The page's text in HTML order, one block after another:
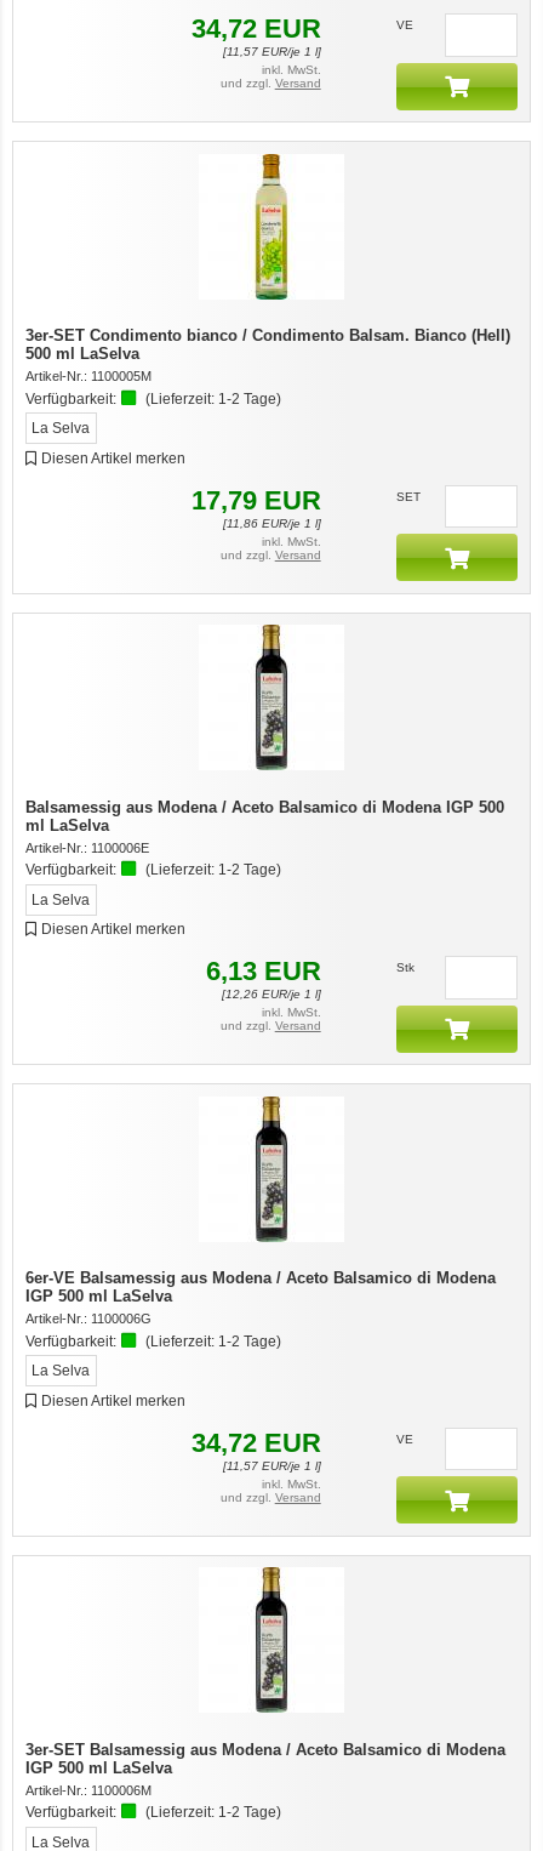
34,72 EUR
[11,57EUR/je 1 l]
inkl. MwSt.
und zzgl. Versand
VE
3er-SET Condimento bianco / Condimento Balsam. Bianco (Hell)
500 ml LaSelva
Artikel-Nr.: 1100005M
Verfügbarkeit: (Lieferzeit: 1-2 Tage)
La Selva
Diesen Artikel merken
17,79 EUR
[11,86EUR/je 1 l]
inkl. MwSt.
und zzgl. Versand
SET
Balsamessig aus Modena / Aceto Balsamico di Modena IGP 500
ml LaSelva
Artikel-Nr.: 1100006E
Verfügbarkeit: (Lieferzeit: 1-2 Tage)
La Selva
Diesen Artikel merken
6,13 EUR
[12,26EUR/je 1 l]
inkl. MwSt.
und zzgl. Versand
Stk
6er-VE Balsamessig aus Modena / Aceto Balsamico di Modena
IGP 500 ml LaSelva
Artikel-Nr.: 1100006G
Verfügbarkeit: (Lieferzeit: 1-2 Tage)
La Selva
Diesen Artikel merken
34,72 EUR
[11,57EUR/je 1 l]
inkl. MwSt.
und zzgl. Versand
VE
3er-SET Balsamessig aus Modena / Aceto Balsamico di Modena
IGP 500 ml LaSelva
Artikel-Nr.: 1100006M
Verfügbarkeit: (Lieferzeit: 1-2 Tage)
La Selva